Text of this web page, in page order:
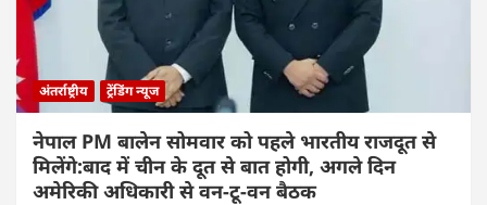
अंतर्राष्ट्रीय ट्रेंडिंग न्यूज
नेपाल PM बालेन सोमवार को पहले भारतीय राजदूत से
मिलेंगे:बाद में चीन के दूत से बात होगी, अगले दिन
अमेरिकी अधिकारी से वन-टू-वन बैठक